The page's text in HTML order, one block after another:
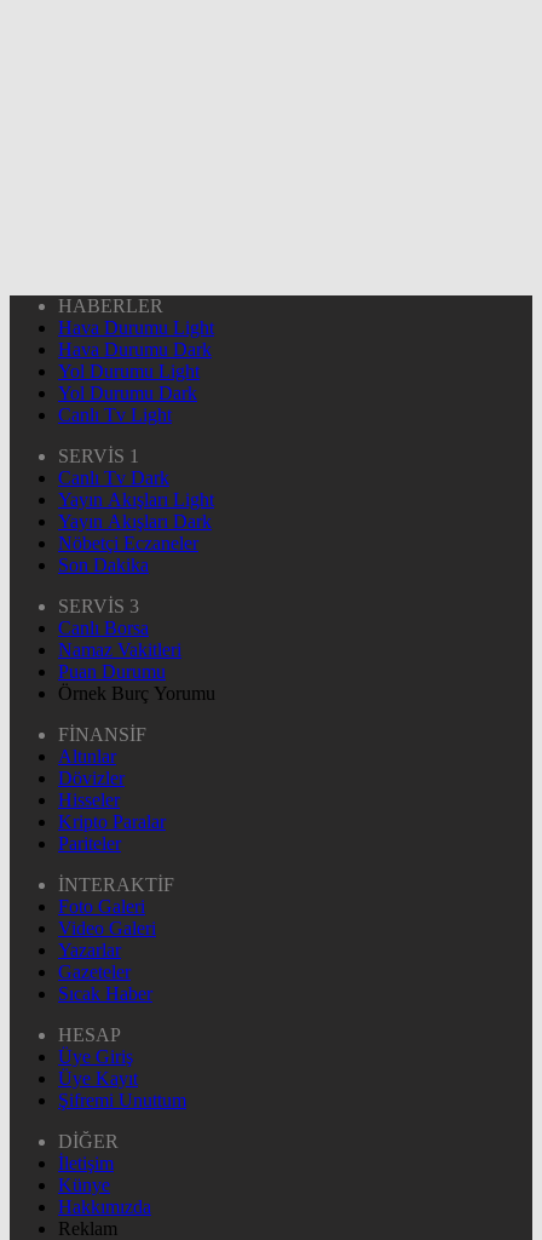
HABERLER
Hava Durumu Light
Hava Durumu Dark
Yol Durumu Light
Yol Durumu Dark
Canlı Tv Light
SERVİS 1
Canlı Tv Dark
Yayın Akışları Light
Yayın Akışları Dark
Nöbetçi Eczaneler
Son Dakika
SERVİS 3
Canlı Borsa
Namaz Vakitleri
Puan Durumu
Örnek Burç Yorumu
FİNANSİF
Altınlar
Dövizler
Hisseler
Kripto Paralar
Pariteler
İNTERAKTİF
Foto Galeri
Video Galeri
Yazarlar
Gazeteler
Sıcak Haber
HESAP
Üye Giriş
Üye Kayıt
Şifremi Unuttum
DİĞER
İletişim
Künye
Hakkımızda
Reklam